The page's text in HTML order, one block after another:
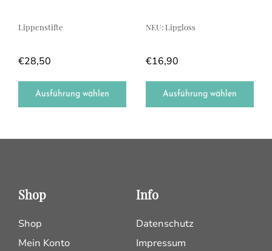
Lippenstifte
€28,50
Ausführung wählen
NEU: Lipgloss
€16,90
Ausführung wählen
Shop
Shop
Mein Konto
Info
Datenschutz
Impressum